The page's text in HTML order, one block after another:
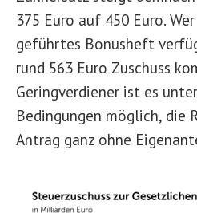
375 Euro auf 450 Euro.
geführtes Bonusheft
rund 563 Euro Zuschuss
Geringverdiener ist es
Bedingungen möglich, die
Antrag ganz ohne